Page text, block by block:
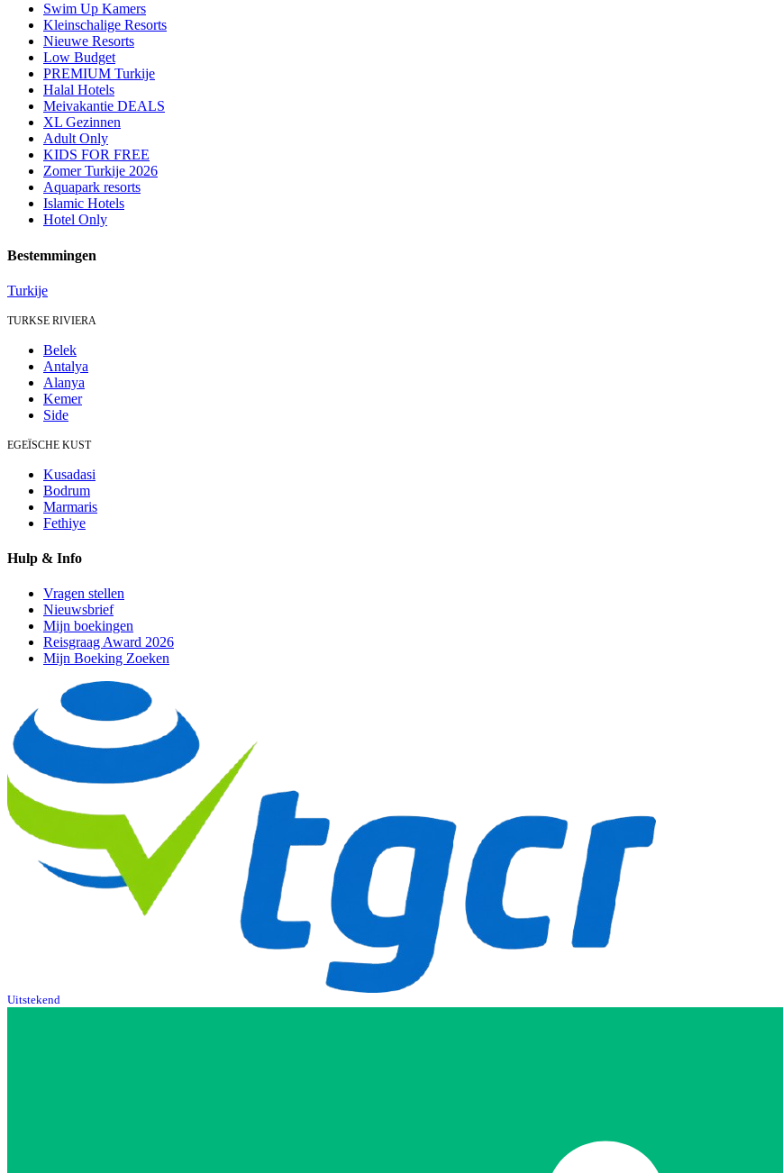
Swim Up Kamers
Kleinschalige Resorts
Nieuwe Resorts
Low Budget
PREMIUM Turkije
Halal Hotels
Meivakantie DEALS
XL Gezinnen
Adult Only
KIDS FOR FREE
Zomer Turkije 2026
Aquapark resorts
Islamic Hotels
Hotel Only
Bestemmingen
Turkije
TURKSE RIVIERA
Belek
Antalya
Alanya
Kemer
Side
EGEÏSCHE KUST
Kusadasi
Bodrum
Marmaris
Fethiye
Hulp & Info
Vragen stellen
Nieuwsbrief
Mijn boekingen
Reisgraag Award 2026
Mijn Boeking Zoeken
Uitstekend